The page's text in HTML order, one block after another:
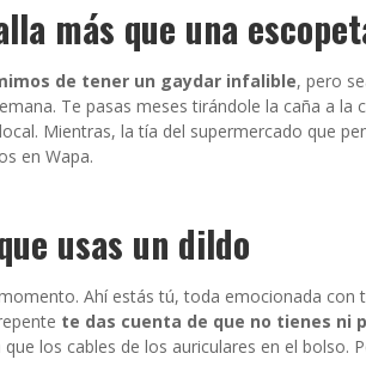
más que una
de tener un gaydar infalible, pero
Te pasas meses tirándole la caña a la
Mientras, la tía del supermercado que
en Wapa.
usas un dildo
Ahí estás tú, toda emocionada con
te das cuenta de que no tienes ni
que los cables de los auriculares en el bolso.